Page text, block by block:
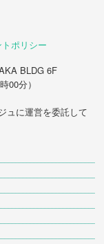
ポリシー
BLDG 6F
00分）
ュに運営を委託して